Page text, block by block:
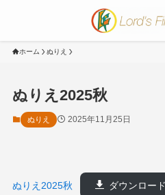
ホーム ぬりえ
ぬりえ2025秋
ぬりえ 2025年11月25日
ぬりえ2025秋 ダウンロード